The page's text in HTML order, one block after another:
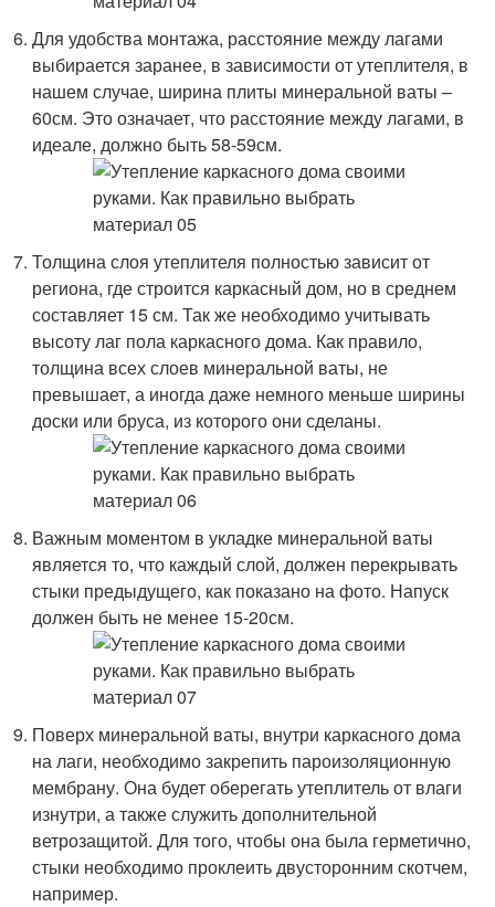
Для удобства монтажа, расстояние между лагами
выбирается заранее, в зависимости от утеплителя, в
нашем случае, ширина плиты минеральной ваты –
60см. Это означает, что расстояние между лагами, в
идеале, должно быть 58-59см.
Толщина слоя утеплителя полностью зависит от
региона, где строится каркасный дом, но в среднем
составляет 15 см. Так же необходимо учитывать
высоту лаг пола каркасного дома. Как правило,
толщина всех слоев минеральной ваты, не
превышает, а иногда даже немного меньше ширины
доски или бруса, из которого они сделаны.
Важным моментом в укладке минеральной ваты
является то, что каждый слой, должен перекрывать
стыки предыдущего, как показано на фото. Напуск
должен быть не менее 15-20см.
Поверх минеральной ваты, внутри каркасного дома
на лаги, необходимо закрепить пароизоляционную
мембрану. Она будет оберегать утеплитель от влаги
изнутри, а также служить дополнительной
ветрозащитой. Для того, чтобы она была герметично,
стыки необходимо проклеить двусторонним скотчем,
например.